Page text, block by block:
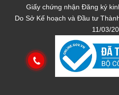
Giấy chứng nhận Đăng ký
Do Sở Kế hoạch và Đầu tư
11/03/